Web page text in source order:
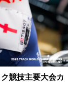
競技主要大会カ